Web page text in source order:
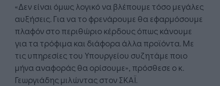
«Δεν είναι όμως λογικό να βλέπουμε τόσο μεγάλες
αυξήσεις. Για να το φρενάρουμε θα εφαρμόσουμε
πλαφόν στο περιθώριο κέρδους όπως κάνουμε
για τα τρόφιμα και διάφορα άλλα προϊόντα. Με
τις υπηρεσίες του Υπουργείου συζητάμε ποιο
μήνα αναφοράς θα ορίσουμε», πρόσθεσε ο κ.
Γεωργιάδης μιλώντας στον ΣΚΑΪ.